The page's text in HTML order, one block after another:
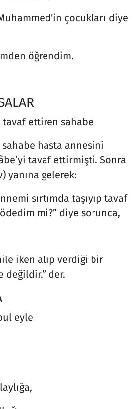
çocukları diye
öğrendim.
tavaf ettiren sahabe
sahabe hasta annesini
tavaf ettirmişti. Sonra
yanına gelerek:
sırtımda taşıyıp tavaf
mi?” diye sorunca,
iken alıp verdiği bir
değildir.” der.
eyle